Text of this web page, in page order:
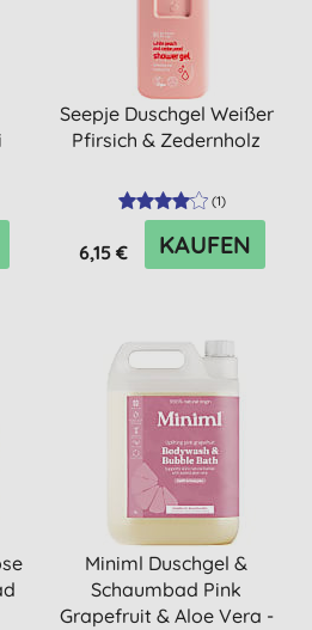
Seepje Duschgel Weißer
Pfirsich & Zedernholz
(1)
6,15 € KAUFEN
Miniml Duschgel &
Schaumbad Pink
Grapefruit & Aloe Vera -